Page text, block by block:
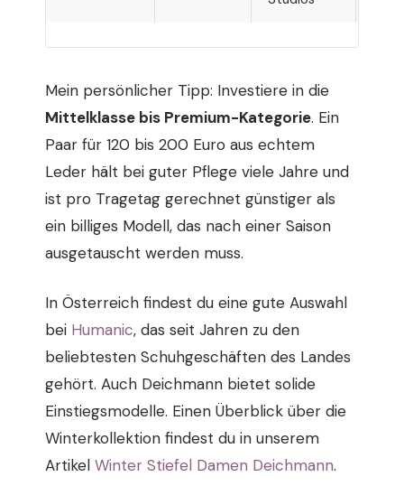
Mein persönlicher Tipp: Investiere in die
Mittelklasse bis Premium-Kategorie. Ein
Paar für 120 bis 200 Euro aus echtem
Leder hält bei guter Pflege viele Jahre und
ist pro Tragetag gerechnet günstiger als
ein billiges Modell, das nach einer Saison
ausgetauscht werden muss.
In Österreich findest du eine gute Auswahl
bei Humanic, das seit Jahren zu den
beliebtesten Schuhgeschäften des Landes
gehört. Auch Deichmann bietet solide
Einstiegsmodelle. Einen Überblick über die
Winterkollektion findest du in unserem
Artikel Winter Stiefel Damen Deichmann.